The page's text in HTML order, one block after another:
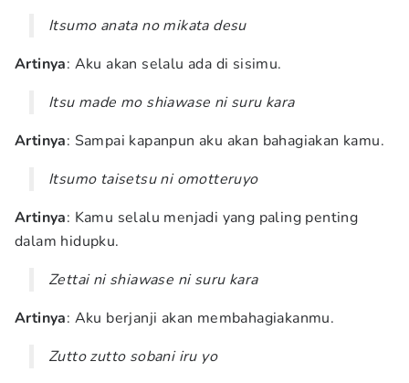
Itsumo anata no mikata desu
Artinya: Aku akan selalu ada di sisimu.
Itsu made mo shiawase ni suru kara
Artinya: Sampai kapanpun aku akan bahagiakan kamu.
Itsumo taisetsu ni omotteruyo
Artinya: Kamu selalu menjadi yang paling penting
dalam hidupku.
Zettai ni shiawase ni suru kara
Artinya: Aku berjanji akan membahagiakanmu.
Zutto zutto sobani iru yo